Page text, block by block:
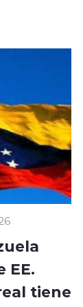
EE.
tiene